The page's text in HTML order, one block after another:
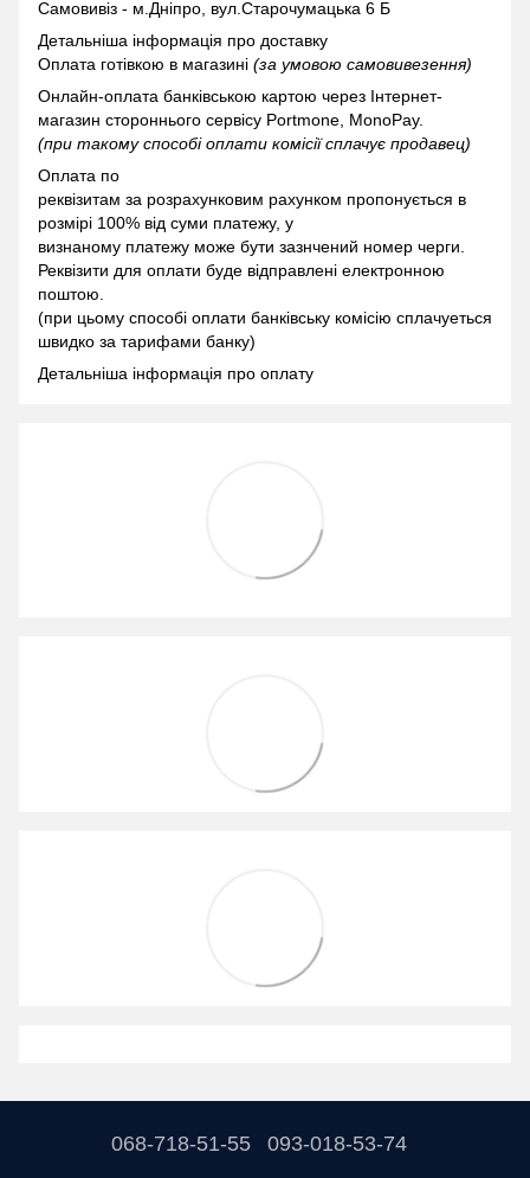
Самовивіз - м.Дніпро, вул.Старочумацька 6 Б
Детальніша інформація про доставку
Оплата готівкою в магазині (за умовою самовивезення)
Онлайн-оплата банківською картою через Інтернет-
магазин стороннього сервісу Portmone, MonoPay.
(при такому способі оплати комісії сплачує продавец)
Оплата по
реквізитам за розрахунковим рахунком пропонується в
розмірі 100% від суми платежу, у
визнаному платежу може бути зазнчений номер черги.
Реквізити для оплати буде відправлені електронною
поштою.
(при цьому способі оплати банківську комісію сплачуеться
швидко за тарифами банку)
Детальніша інформація про оплату
068-718-51-55 093-018-53-74